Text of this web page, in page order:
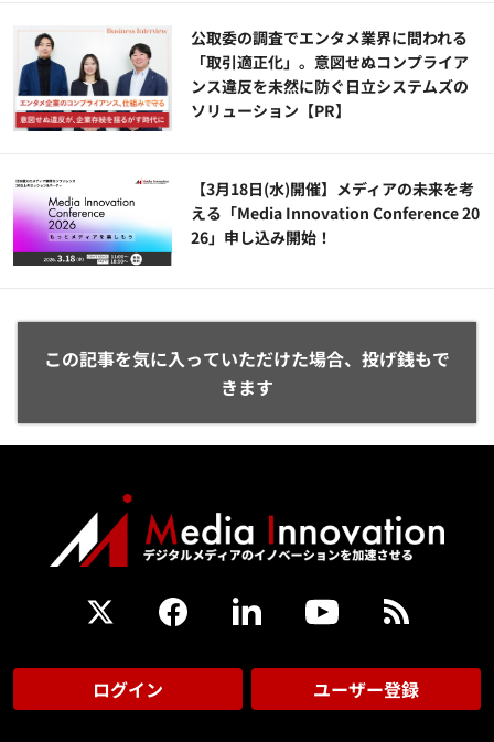
公​​取委の調査でエンタメ業界に問われる
「取引適正化」。意図せぬコンプライア
ンス違反を未然に防ぐ日立システムズの
ソリューション​【PR】
【3月18日(水)開催】メディアの未来を考
える「Media Innovation Conference 20
26」申し込み開始！
この記事を気に入っていただけた場合、投げ銭もで
きます
ログイン ユーザー登録